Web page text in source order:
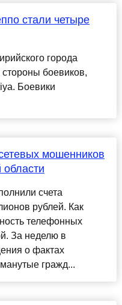
стали четыре
города
боевиков,
Боевики
мошенников
счета
рублей. Как
телефонных
За неделю в
о фактах
гражд...